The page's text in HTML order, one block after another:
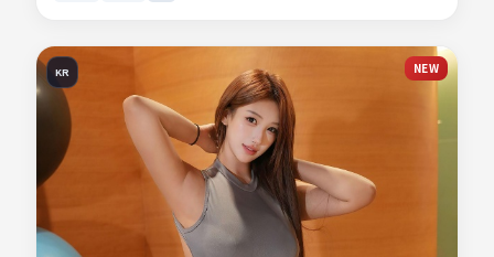
KR NEW